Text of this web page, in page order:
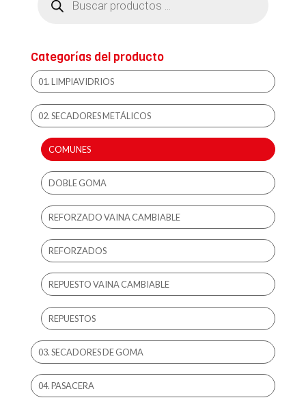
productos
Categorías del producto
01. LIMPIAVIDRIOS
02. SECADORES METÁLICOS
COMUNES
DOBLE GOMA
REFORZADO VAINA CAMBIABLE
REFORZADOS
REPUESTO VAINA CAMBIABLE
REPUESTOS
03. SECADORES DE GOMA
04. PASACERA